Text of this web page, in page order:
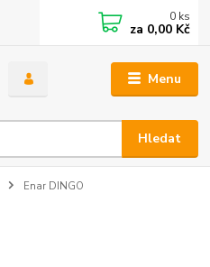
Menu
Hledat
0 ks
za 0,00 Kč
Enar DINGO